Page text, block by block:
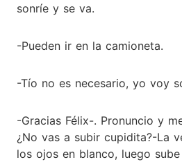
sonríe y se va.
-Pueden ir en la camioneta.
-Tío no es necesario, yo voy
-Gracias Félix-. Pronuncio y
¿No vas a subir cupidita?-La
los ojos en blanco, luego